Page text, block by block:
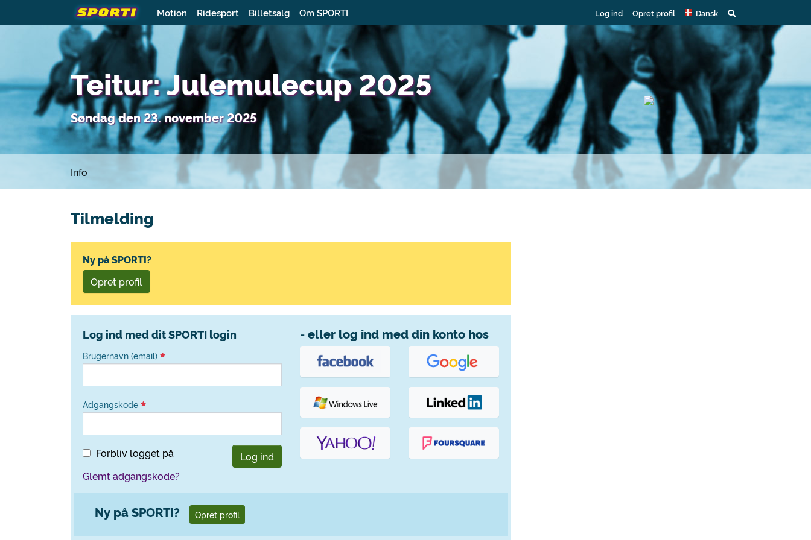
Motion Ridesport Billetsalg Om SPORTI Log ind Opret profil Dansk
Teitur: Julemulecup 2025
Søndag den 23. november 2025
Info
Tilmelding
Ny på SPORTI?
Opret profil
Log ind med dit SPORTI login
Brugernavn (email)
Adgangskode
Forbliv logget på
Log ind
Glemt adgangskode?
- eller log ind med din konto hos
Ny på SPORTI? Opret profil